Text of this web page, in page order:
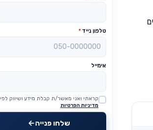
טלפון נייד *
אימייל
Website
קראתי ואני מאשר/ת קבלת מידע ושיווק לפי
מדיניות הפרטיות
שלחו פנייה